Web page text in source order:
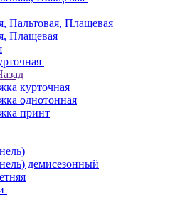
Пальтовая, Плащевая
Плащевая
курточная
однотонная
принт
демисезонный